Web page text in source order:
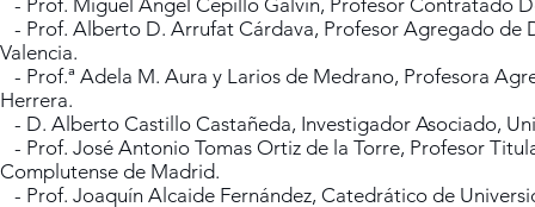
- Prof. Miguel Ángel Cepillo Galvín, Profesor Contratado
- Prof. Alberto D. Arrufat Cárdava, Profesor Agregado de
Valencia.
- Prof.ª Adela M. Aura y Larios de Medrano, Profesora
Herrera.
- D. Alberto Castillo Castañeda, Investigador Asociado,
- Prof. José Antonio Tomas Ortiz de la Torre, Profesor
Complutense de Madrid.
- Prof. Joaquín Alcaide Fernández, Catedrático de